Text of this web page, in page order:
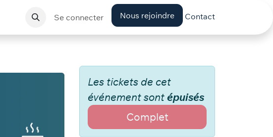
Se connecter Nous rejoindre Contact
Les tickets de cet
événement sontépuisés
Complet